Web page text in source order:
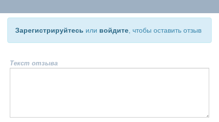
Зарегистрируйтесь или войдите , чтобы оставить отзыв
Текст отзыва